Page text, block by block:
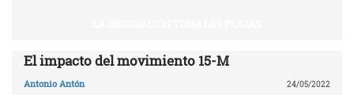
El impacto del movimiento 15-M
Antonio Antón 24/05/2022